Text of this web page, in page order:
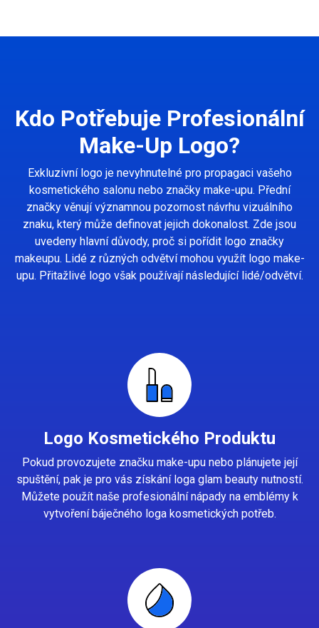
Kdo Potřebuje Profesionální
Make-Up Logo?
Exkluzivní logo je nevyhnutelné pro propagaci vašeho
kosmetického salonu nebo značky make-upu. Přední
značky věnují významnou pozornost návrhu vizuálního
znaku, který může definovat jejich dokonalost. Zde jsou
uvedeny hlavní důvody, proč si pořídit logo značky
makeupu. Lidé z různých odvětví mohou využít logo make-
upu. Přitažlivé logo však používají následující lidé/odvětví.
Logo Kosmetického Produktu
Pokud provozujete značku make-upu nebo plánujete její
spuštění, pak je pro vás získání loga glam beauty nutností.
Můžete použít naše profesionální nápady na emblémy k
vytvoření báječného loga kosmetických potřeb.